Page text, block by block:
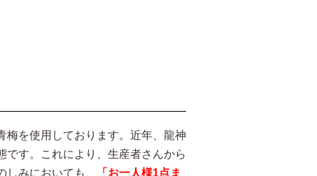
梅を使用しております。近年、龍神
す。これにより、生産者さんから
みにおいても、
「お一人様1点ま